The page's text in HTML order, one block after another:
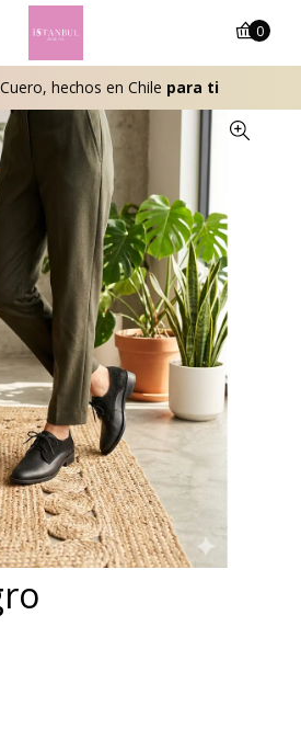
hechos en Chile para ti
0